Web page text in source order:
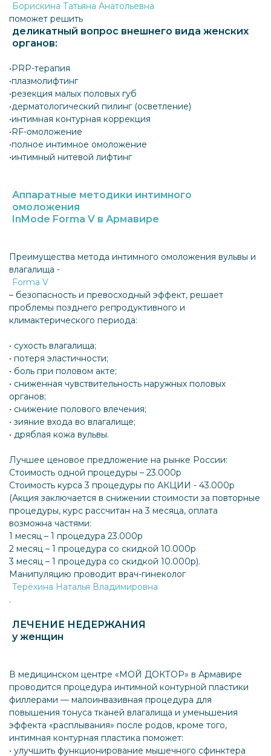
Борискина Татьяна Анатольевна
поможет решить
деликатный вопрос внешнего вида женских
органов:
•PRP-терапия
•плазмолифтинг
•резекция малых половых губ
•дерматологический пилинг (осветление)
•интимная контурная коррекция
•RF-омоложение
•полное интимное омоложение
•интимный нитевой лифтинг
Аппаратные методики интимного
омоложения
InMode Forma V в Армавире
Преимущества метода интимного омоложения вульвы и
влагалища -
Forma V
– безопасность и превосходный эффект, решает
проблемы позднего репродуктивного и
климактерического периода:
• сухость влагалища;
• потеря эластичности;
• боль при половом акте;
• сниженная чувствительность наружных половых
органов;
• снижение полового влечения;
• зияние входа во влагалище;
• дряблая кожа вульвы.
Лучшее ценовое предложение на рынке России:
Стоимость одной процедуры – 23.000р
Стоимость курса 3 процедуры по АКЦИИ - 43.000р
(Акция заключается в снижении стоимости за повторные
процедуры, курс рассчитан на 3 месяца, оплата
возможна частями:
1 месяц – 1 процедура 23.000р
2 месяц – 1 процедура со скидкой 10.000р
3 месяц – 1 процедура со скидкой 10.000р).
Манипуляцию проводит врач-гинеколог
Терёхина Наталья Владимировна
.
ЛЕЧЕНИЕ НЕДЕРЖАНИЯ
у женщин
В медицинском центре «МОЙ ДОКТОР» в Армавире
проводится процедура интимной контурной пластики
филлерами — малоинвазивная процедура для
повышения тонуса тканей влагалища и уменьшения
эффекта «расплывания» после родов, кроме того,
интимная контурная пластика поможет:
• улучшить функционирование мышечного сфинктера